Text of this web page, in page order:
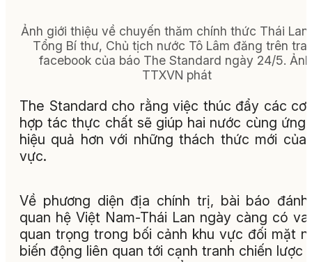
Ảnh giới thiệu về chuyến thăm chính thức Thái Lan
Tổng Bí thư, Chủ tịch nước Tô Lâm đăng trên
facebook của báo The Standard ngày 24/5.
TTXVN phát
The Standard cho rằng việc thúc đẩy các cơ
hợp tác thực chất sẽ giúp hai nước cùng ứng
hiệu quả hơn với những thách thức mới của
vực.
Về phương diện địa chính trị, bài báo
quan hệ Việt Nam-Thái Lan ngày càng có
quan trọng trong bối cảnh khu vực đối mặt
biến động liên quan tới cạnh tranh chiến lược